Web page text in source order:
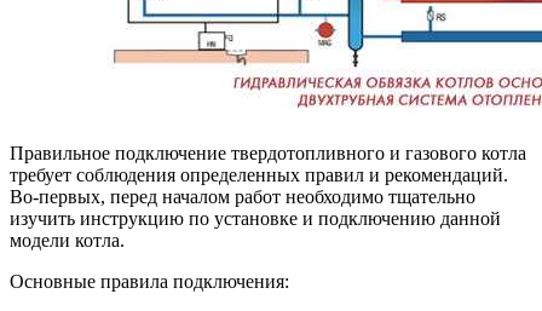
Правильное подключение твердотопливного и газового котла
требует соблюдения определенных правил и рекомендаций.
Во-первых, перед началом работ необходимо тщательно
изучить инструкцию по установке и подключению данной
модели котла.
Основные правила подключения: